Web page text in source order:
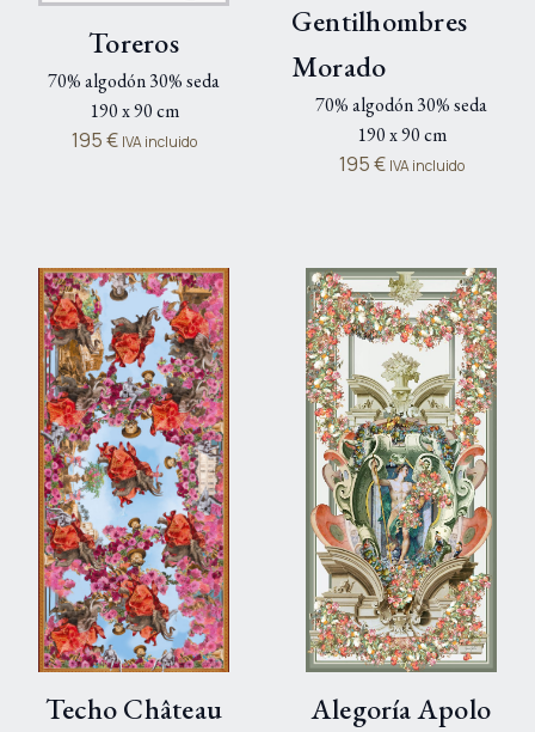
Toreros
70% algodón 30% seda
190 x 90 cm
195€ IVA incluido
Gentilhombres
Morado
70% algodón 30% seda
190 x 90 cm
195€ IVA incluido
Techo Château Alegoría Apolo